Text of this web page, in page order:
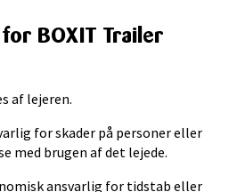
BOXIT Trailer
af lejeren.
for skader på personer eller
med brugen af det lejede.
ansvarlig for tidstab eller